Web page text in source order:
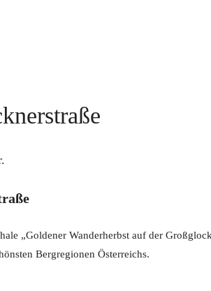
„Goldener Wanderherbst auf der
Bergregionen Österreichs.